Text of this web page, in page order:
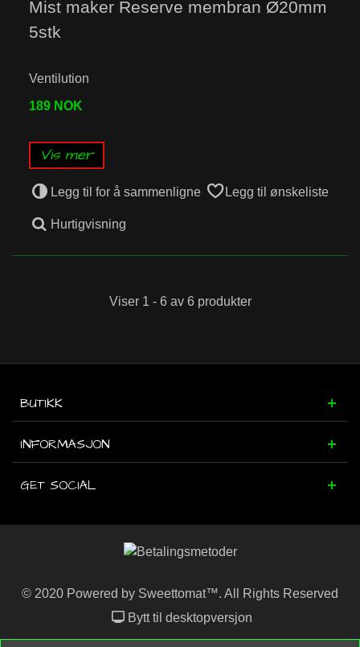
Mist maker Reserve membran Ø20mm
5stk
Ventilution
189 NOK
Vis mer
Legg til for å sammenligne Legg til ønskeliste
Hurtigvisning
Viser 1 - 6 av 6 produkter
BUTIKK
INFORMASJON
GET SOCIAL
© 2020 Powered by Sweettomat™. All Rights Reserved
Bytt til desktopversjon